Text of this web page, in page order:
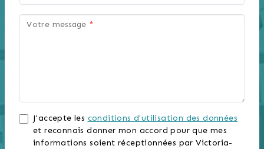
Votre message *
J'accepte les conditions d'utilisation des données
et reconnais donner mon accord pour que mes
informations soient réceptionnées par Victoria-